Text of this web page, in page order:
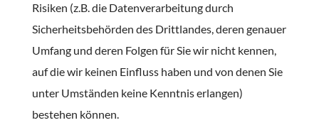
Risiken (z.B. die Datenverarbeitung durch
Sicherheitsbehörden des Drittlandes, deren genauer
Umfang und deren Folgen für Sie wir nicht kennen,
auf die wir keinen Einfluss haben und von denen Sie
unter Umständen keine Kenntnis erlangen)
bestehen können.